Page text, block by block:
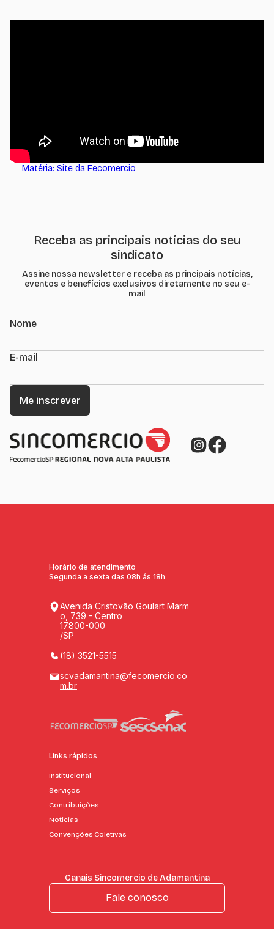
Matéria: Site da Fecomercio
Receba as principais notícias do seu
sindicato
Assine nossa newsletter e receba as principais notícias,
eventos e benefícios exclusivos diretamente no seu e-
mail
Nome
E-mail
Horário de atendimento
Segunda a sexta das 08h ás 18h
Avenida Cristovão Goulart Marm
o, 739 - Centro
17800-000
/SP
(18) 3521-5515
scvadamantina@fecomercio.co
m.br
Links rápidos
Institucional
Serviços
Contribuições
Notícias
Convenções Coletivas
Canais Sincomercio de Adamantina
Fale conosco